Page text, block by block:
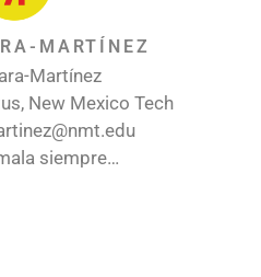
MARTÍNEZ
Martínez
New Mexico Tech
siempre…